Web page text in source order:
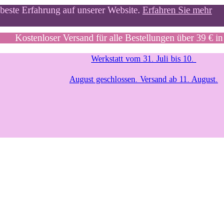
Erfahrung auf unserer Website. Erfahren Sie mehr
Kostenloser Versand für alle Bestellungen über 39 €
Werkstatt vom 31. Juli bis 10.
August geschlossen. Versand ab 11. August.